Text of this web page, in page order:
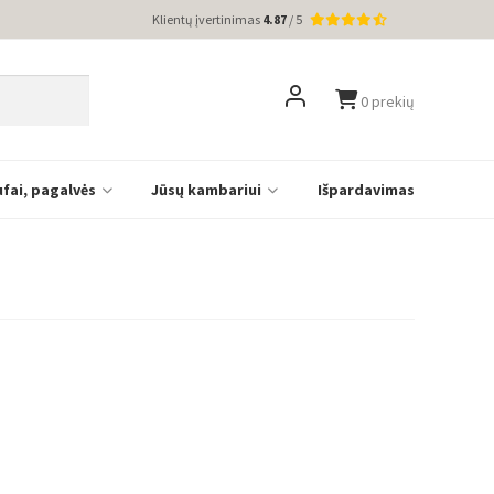
Klientų įvertinimas 4.87 / 5
0 prekių
pagalvės Jūsų kambariui Išpardavimas